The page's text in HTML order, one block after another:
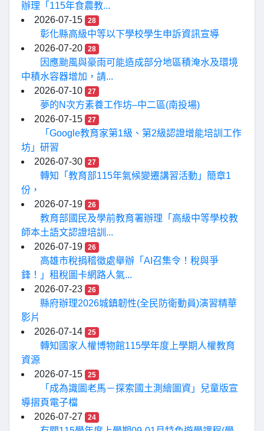
辦理「115年食農教...
2026-07-15
28
彰化縣高級中等以下學校學生申訴資訊宣導
2026-07-20
28
因應颱風與豪雨可能造成部分地區積淹水及環境
中積水容器增加，請...
2026-07-10
27
夢的N次方素養工作坊–中二區(南投場)
2026-07-15
27
「Google教育家第1級、第2級認證增能培訓工作
坊」研習
2026-07-30
27
轉知「教育部115年氣候變遷講習活動」簡章1
份，
2026-07-19
26
教育部國民及學前教育署辦理「高級中等學校教
師本土語文認證培訓...
2026-07-19
26
高雄市稅捐稽徵處舉辦「AI召集令！稅與爭
鋒！」租稅圖卡網路人氣...
2026-07-23
26
縣府辦理2026城鎮韌性(全民防衛動員)演習精華
影片
2026-07-14
25
轉知國家人權博物館115學年度上學期人權教育
資源
2026-07-15
25
「成為識圖老馬－探索國土測繪圖資」兒童版宣
導摺頁電子檔
2026-07-27
24